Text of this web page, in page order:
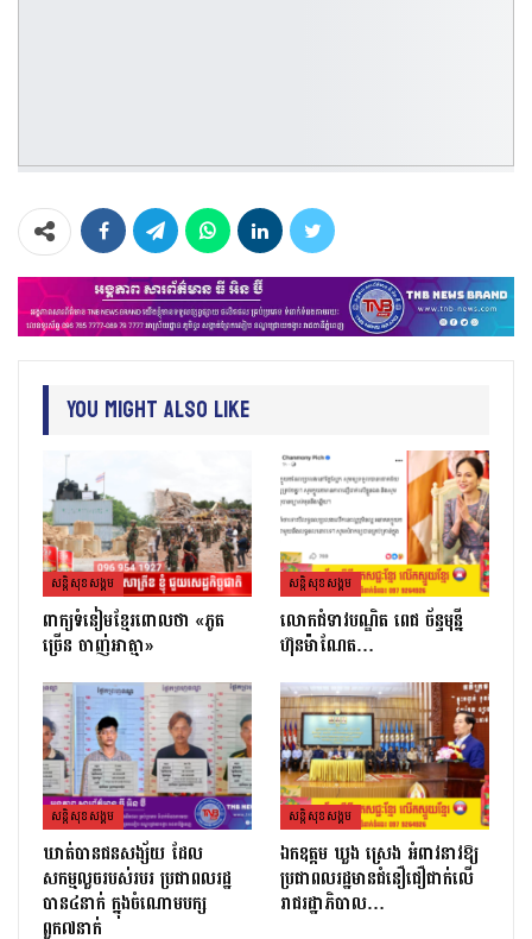
You Might Also Like
សន្តិសុខសង្គម
ពាក្យទំនៀមខ្មែរពោលថា «ភូត
ច្រើន ចាញ់អាត្មា»
សន្តិសុខសង្គម
លោកជំទាវបណ្ឌិត ពេជ ច័ន្ទមុន្នី
ហ៊ុនម៉ាណែត…
សន្តិសុខសង្គម
ឃាត់បានជនសង្ស័យ ដែល
សកម្មលួចរបស់របរ ប្រជាពលរដ្ឋ
បាន៤នាក់ ក្នុងចំណោមបក្ស
ពួក៧នាក់
សន្តិសុខសង្គម
ឯកឧត្ដម ឃួង ស្រេង អំពាវនាវឱ្យ
ប្រជាពលរដ្ឋមានជំនឿជឿជាក់លើ
រាជរដ្ឋាភិបាល…